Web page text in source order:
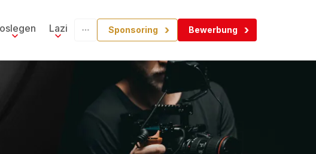
Lazi Sponsoring Bewerbung